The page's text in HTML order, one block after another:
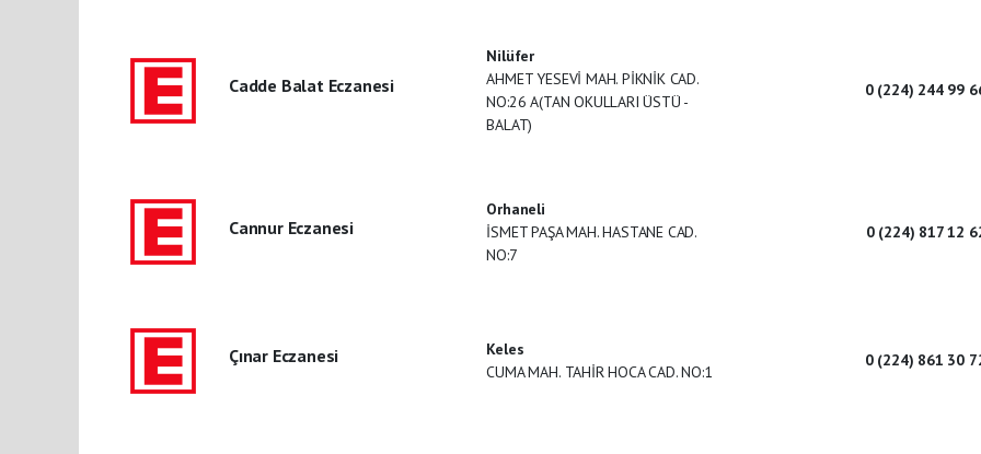
Cadde Balat Eczanesi
Nilüfer
AHMET YESEVİ MAH. PİKNİK CAD.
NO:26 A(TAN OKULLARI ÜSTÜ -
BALAT)
0 (224) 244 99
Cannur Eczanesi
Orhaneli
İSMET PAŞA MAH. HASTANE CAD.
NO:7
0 (224) 817 12
Çınar Eczanesi
Keles
CUMA MAH. TAHİR HOCA CAD. NO:1
0 (224) 861 30